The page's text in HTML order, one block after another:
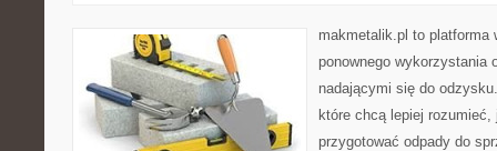
makmetalik.pl to platforma
ponownego wykorzystania
nadającymi się do
które chcą lepiej
przygotować odpady do